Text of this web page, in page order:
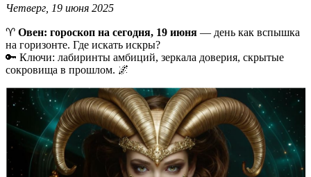
Четверг, 19 июня 2025
♈️ Овен: гороскоп на сегодня, 19 июня — день как вспышка
на горизонте. Где искать искры?
🔑 Ключи: лабиринты амбиций, зеркала доверия, скрытые
сокровища в прошлом. 🌌